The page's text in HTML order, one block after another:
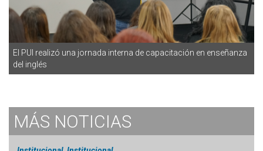
El PUI realizó una jornada interna de capacitación en enseñanza
del inglés
MÁS NOTICIAS